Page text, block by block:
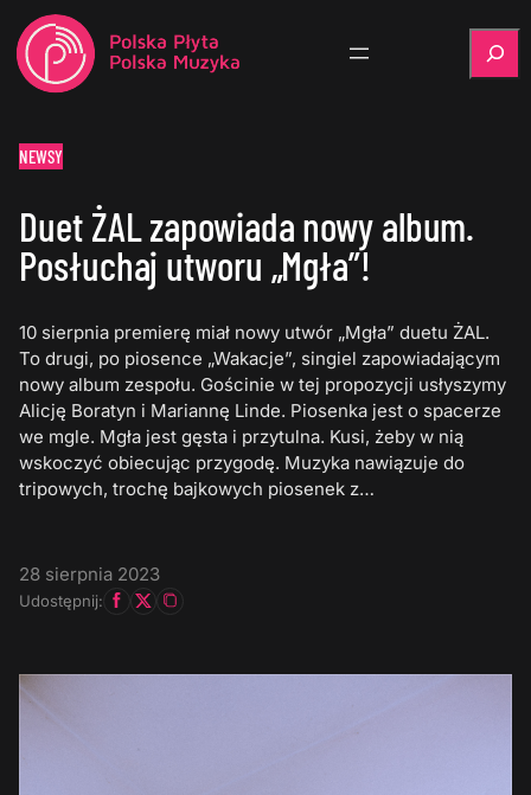
NEWSY
Duet ŻAL zapowiada nowy album.
Posłuchaj utworu „Mgła”!
10 sierpnia premierę miał nowy utwór „Mgła” duetu ŻAL.
To drugi, po piosence „Wakacje”, singiel zapowiadającym
nowy album zespołu. Gościnie w tej propozycji usłyszymy
Alicję Boratyn i Mariannę Linde. Piosenka jest o spacerze
we mgle. Mgła jest gęsta i przytulna. Kusi, żeby w nią
wskoczyć obiecując przygodę. Muzyka nawiązuje do
tripowych, trochę bajkowych piosenek z…
28 sierpnia 2023
Udostępnij: